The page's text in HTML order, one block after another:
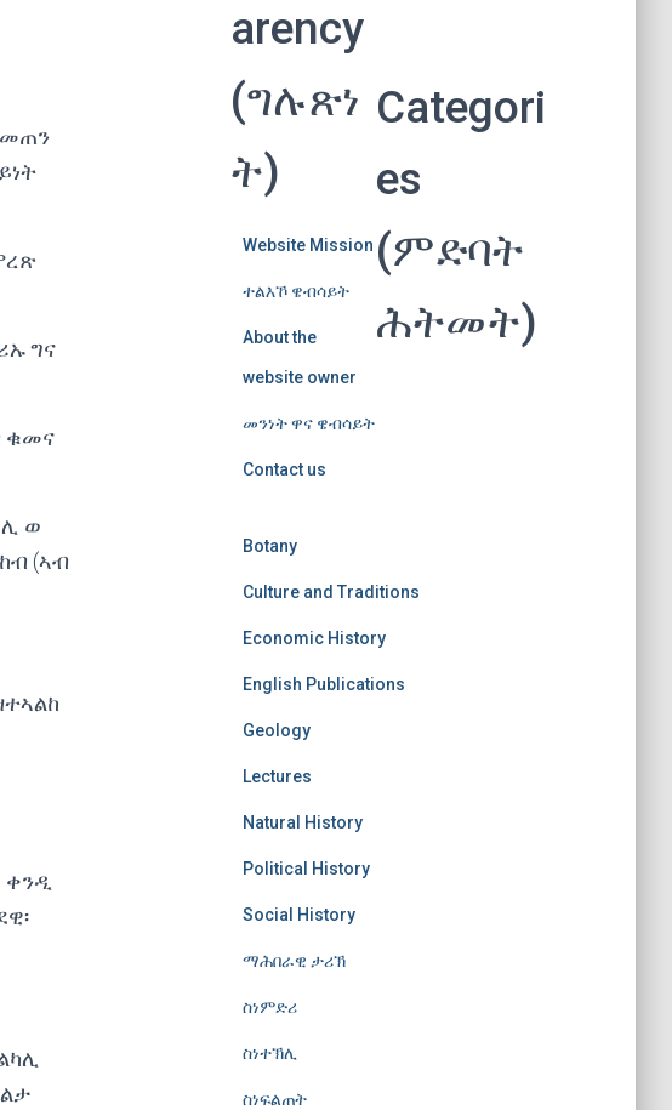
መጠን
ግና
ቁመና
ወ
(ኣብ
ቀንዲ
arency
(ግሉጽነ
ት)
Website Mission
ተልእኾ ዌብሳይት
About the
website owner
መንነት ዋና ዌብሳይት
Contact us
Categori
es
(ምድባት
ሕትመት)
Botany
Culture and Traditions
Economic History
English Publications
Geology
Lectures
Natural History
Political History
Social History
ማሕበራዊ ታሪኽ
ስነምድሪ
ስነተኽሊ
ስነፍልጠት